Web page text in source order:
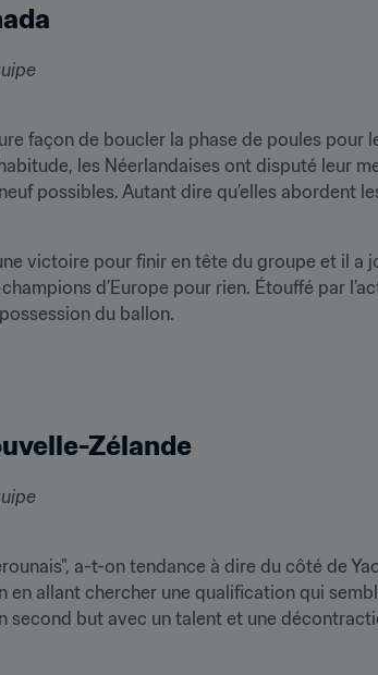
façon de boucler la phase de poules pour
les Néerlandaises ont disputé leur
possibles. Autant dire qu’elles abordent
victoire pour finir en tête du groupe et il
champions d’Europe pour rien. Étouffé par
du ballon.
Zélande
a-t-on tendance à dire du côté de
en allant chercher une qualification qui
second but avec un talent et une